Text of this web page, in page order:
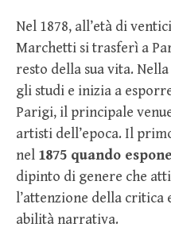
Nel 1878, all’età di
Marchetti si trasferì a
resto della sua vita.
gli studi e inizia a
Parigi, il principale
artisti dell’epoca. Il
nel 1875 quando
dipinto di genere che
l’attenzione della critica
abilità narrativa.